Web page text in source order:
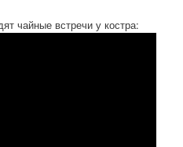
чайные встречи у костра: